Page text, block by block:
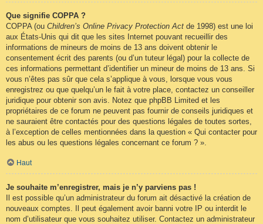
Que signifie COPPA ?
COPPA (ou Children’s Online Privacy Protection Act de 1998) est une loi
aux États-Unis qui dit que les sites Internet pouvant recueillir des
informations de mineurs de moins de 13 ans doivent obtenir le
consentement écrit des parents (ou d’un tuteur légal) pour la collecte de
ces informations permettant d’identifier un mineur de moins de 13 ans. Si
vous n’êtes pas sûr que cela s’applique à vous, lorsque vous vous
enregistrez ou que quelqu’un le fait à votre place, contactez un conseiller
juridique pour obtenir son avis. Notez que phpBB Limited et les
propriétaires de ce forum ne peuvent pas fournir de conseils juridiques et
ne sauraient être contactés pour des questions légales de toutes sortes,
à l’exception de celles mentionnées dans la question « Qui contacter pour
les abus ou les questions légales concernant ce forum ? ».
Haut
Je souhaite m’enregistrer, mais je n’y parviens pas !
Il est possible qu’un administrateur du forum ait désactivé la création de
nouveaux comptes. Il peut également avoir banni votre IP ou interdit le
nom d’utilisateur que vous souhaitez utiliser. Contactez un administrateur